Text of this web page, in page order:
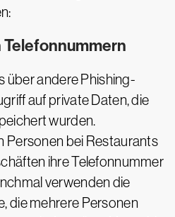
Telefonnummern
über andere Phishing-
auf private Daten, die
wurden.
Personen bei Restaurants
ihre Telefonnummer
verwenden die
die mehrere Personen